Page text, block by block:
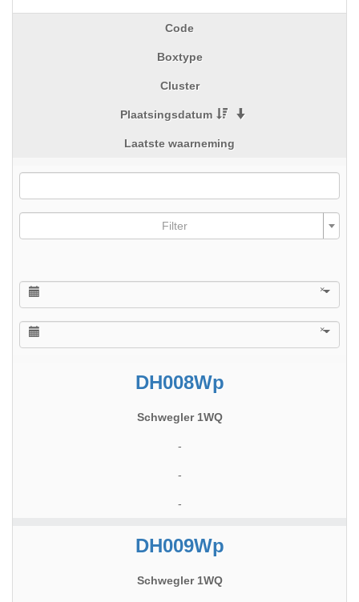
Code
Boxtype
Cluster
Plaatsingsdatum
Laatste waarneming
Filter
×
×
DH008Wp
Schwegler 1WQ
-
-
-
DH009Wp
Schwegler 1WQ